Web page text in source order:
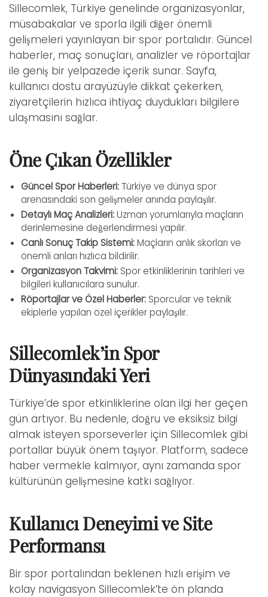
Sillecomlek, Türkiye genelinde organizasyonlar,
müsabakalar ve sporla ilgili diğer önemli
gelişmeleri yayınlayan bir spor portalıdır. Güncel
haberler, maç sonuçları, analizler ve röportajlar
ile geniş bir yelpazede içerik sunar. Sayfa,
kullanıcı dostu arayüzüyle dikkat çekerken,
ziyaretçilerin hızlıca ihtiyaç duydukları bilgilere
ulaşmasını sağlar.
Öne Çıkan Özellikler
Güncel Spor Haberleri: Türkiye ve dünya spor
arenasındaki son gelişmeler anında paylaşılır.
Detaylı Maç Analizleri:Uzman yorumlarıyla maçların
derinlemesine değerlendirmesi yapılır.
Canlı Sonuç Takip Sistemi:Maçların anlık skorları ve
önemli anları hızlıca bildirilir.
Organizasyon Takvimi: Spor etkinliklerinin tarihleri ve
bilgileri kullanıcılara sunulur.
Röportajlar ve Özel Haberler: Sporcular ve teknik
ekiplerle yapılan özel içerikler paylaşılır.
Sillecomlek’in Spor
Dünyasındaki Yeri
Türkiye’de spor etkinliklerine olan ilgi her geçen
gün artıyor. Bu nedenle, doğru ve eksiksiz bilgi
almak isteyen sporseverler için Sillecomlek gibi
portallar büyük önem taşıyor. Platform, sadece
haber vermekle kalmıyor, aynı zamanda spor
kültürünün gelişmesine katkı sağlıyor.
Kullanıcı Deneyimi ve Site
Performansı
Bir spor portalından beklenen hızlı erişim ve
kolay navigasyon Sillecomlek’te ön planda